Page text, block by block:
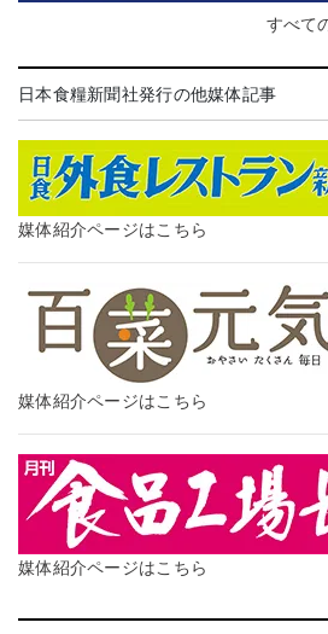
すべて
日本食糧新聞社発行の他媒体記事
媒体紹介ページはこちら
媒体紹介ページはこちら
媒体紹介ページはこちら